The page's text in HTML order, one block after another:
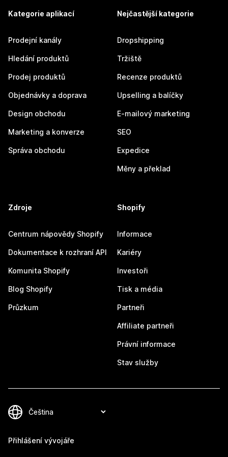
Kategorie aplikací
Prodejní kanály
Hledání produktů
Prodej produktů
Objednávky a doprava
Design obchodu
Marketing a konverze
Správa obchodu
Nejčastější kategorie
Dropshipping
Tržiště
Recenze produktů
Upselling a balíčky
E-mailový marketing
SEO
Expedice
Měny a překlad
Zdroje
Centrum nápovědy Shopify
Dokumentace k rozhraní API
Komunita Shopify
Blog Shopify
Průzkum
Shopify
Informace
Kariéry
Investoři
Tisk a média
Partneři
Affiliate partneři
Právní informace
Stav služby
Přihlášení vývojáře